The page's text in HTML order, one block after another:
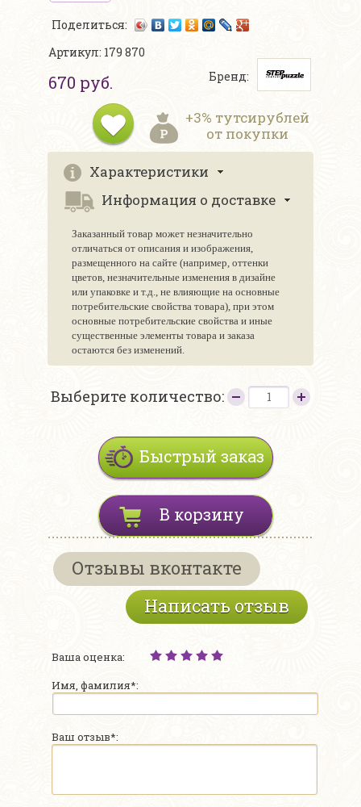
Поделиться:
Артикул: 179 870
670 руб. Бренд:
+3% тутсирублей
от покупки
Характеристики
Информация о доставке
Заказанный товар может незначительно
отличаться от описания и изображения,
размещенного на сайте (например, оттенки
цветов, незначительные изменения в дизайне
или упаковке и т.д., не влияющие на основные
потребительские свойства товара), при этом
основные потребительские свойства и иные
существенные элементы товара и заказа
остаются без изменений.
Выберите количество:
Быстрый заказ
В корзину
Отзывы вконтакте
Написать отзыв
Ваша оценка:
Имя, фамилия*:
Ваш отзыв*: